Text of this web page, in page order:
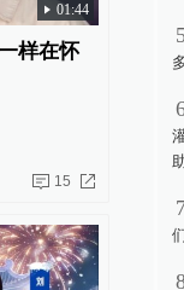
01:44
样在怀
15